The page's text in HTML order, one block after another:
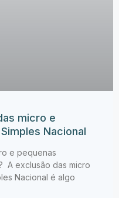
micro e
Nacional
e pequenas
A exclusão das micro
Nacional é algo